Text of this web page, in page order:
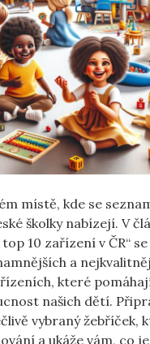
místě, kde se
školky nabízejí. V
10 zařízení v ČR“
a
které
našich dětí.
vybraný žebříček,
a ukáže vám, co